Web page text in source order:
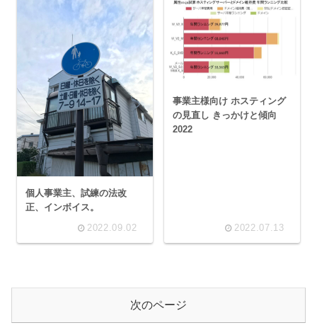
個人事業主、試練の法改
正、インボイス。
2022.09.02
事業主様向け ホスティング
の見直し きっかけと傾向
2022
2022.07.13
次のページ